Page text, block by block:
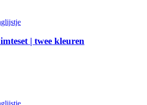
| twee kleuren